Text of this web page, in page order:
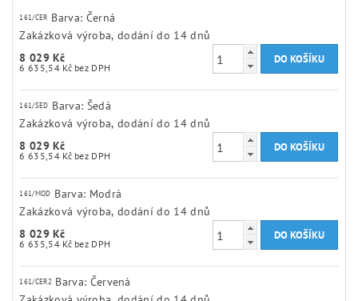
161/CER Barva: Černá
Zakázková výroba, dodání do 14 dnů
8 029 Kč
6 635,54 Kč bez DPH
161/SED Barva: Šedá
Zakázková výroba, dodání do 14 dnů
8 029 Kč
6 635,54 Kč bez DPH
161/MOD Barva: Modrá
Zakázková výroba, dodání do 14 dnů
8 029 Kč
6 635,54 Kč bez DPH
161/CER2 Barva: Červená